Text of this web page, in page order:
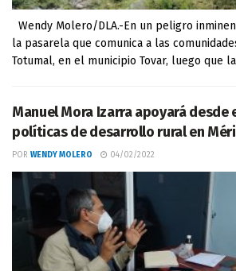
Wendy Molero/DLA.-En un peligro
la pasarela que comunica a las
Totumal, en el municipio Tovar, luego que
Manuel Mora Izarra apoyará desde
políticas de desarrollo rural en
POR WENDY MOLERO 04/02/2022